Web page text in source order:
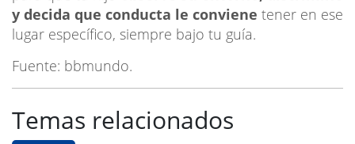
y decida que conducta le conviene tener en ese
lugar específico, siempre bajo tu guía.
Fuente: bbmundo.
Temas relacionados